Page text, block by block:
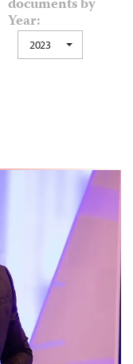
documents by
Year:
2023